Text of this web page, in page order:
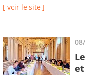
[ voir le site ]
et